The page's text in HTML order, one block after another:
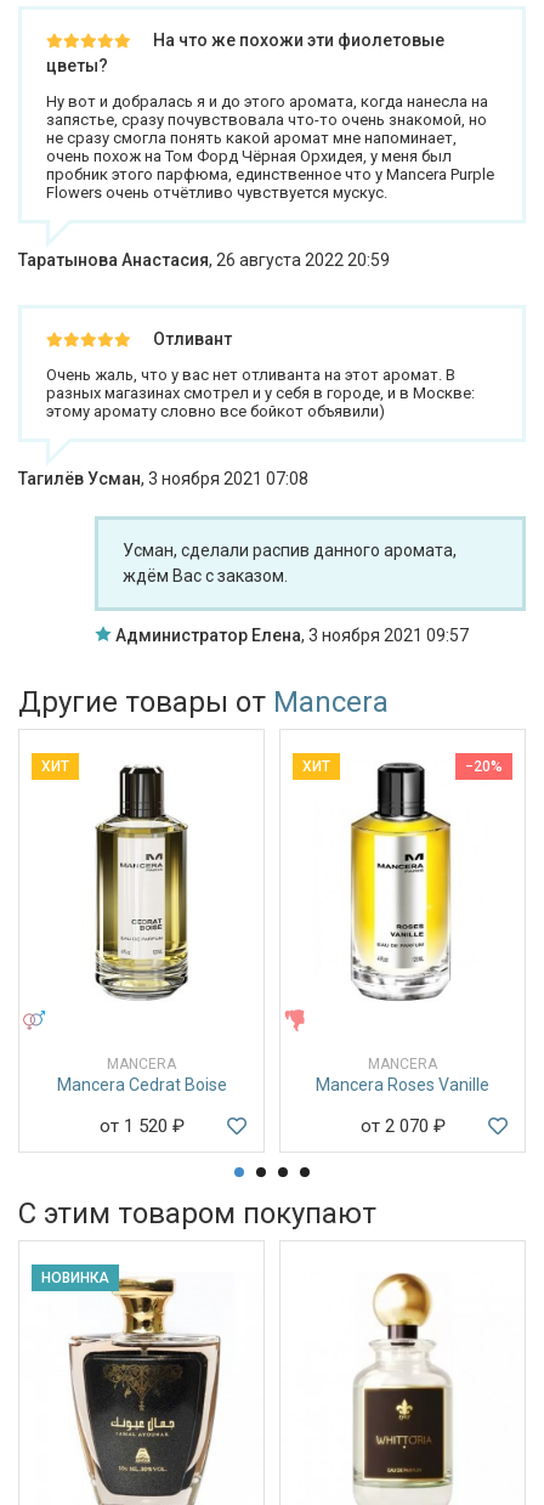
На что же похожи эти фиолетовые
цветы?
Ну вот и добралась я и до этого аромата, когда нанесла на
запястье, сразу почувствовала что-то очень знакомой, но
не сразу смогла понять какой аромат мне напоминает,
очень похож на Том Форд Чёрная Орхидея, у меня был
пробник этого парфюма, единственное что у Mancera Purple
Flowers очень отчётливо чувствуется мускус.
Таратынова Анастасия, 26 августа 2022 20:59
Отливант
Очень жаль, что у вас нет отливанта на этот аромат. В
разных магазинах смотрел и у себя в городе, и в Москве:
этому аромату словно все бойкот объявили)
Тагилёв Усман, 3 ноября 2021 07:08
Усман, сделали распив данного аромата,
ждём Вас с заказом.
Администратор Елена, 3 ноября 2021 09:57
Другие товары от Mancera
ХИТ
MANCERA
Mancera Cedrat Boise
от 1 520 ₽
−20%
ХИТ
MANCERA
Mancera Roses Vanille
от 2 070 ₽
С этим товаром покупают
НОВИНКА